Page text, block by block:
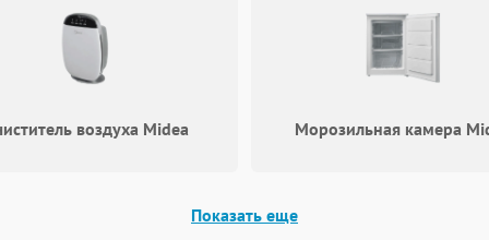
воздуха Midea Морозильная камера
Показать еще